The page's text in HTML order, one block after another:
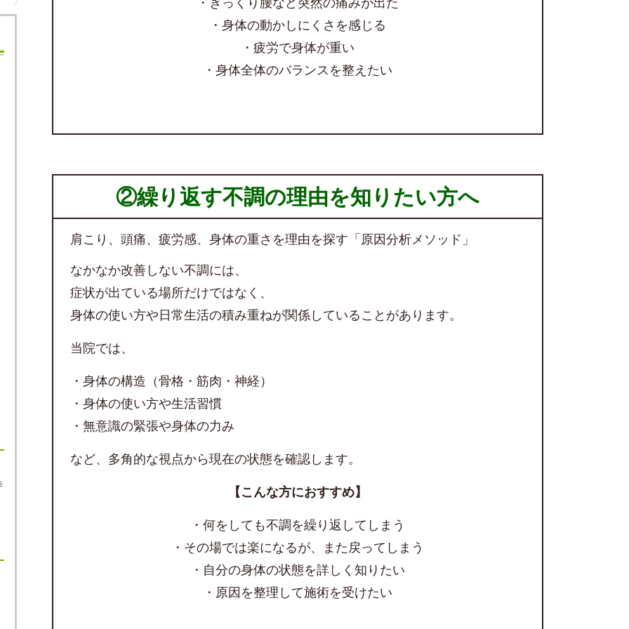
・身体の動かしにくさを感じる
・疲労で身体が重い
・身体全体のバランスを整えたい
②繰り返す不調の理由を知りたい方へ
肩こり、頭痛、疲労感、身体の重さを理由を探す「原因分析メソッド」
なかなか改善しない不調には、
症状が出ている場所だけではなく、
身体の使い方や日常生活の積み重ねが関係していることがあります。
当院では、
・身体の構造（骨格・筋肉・神経）
・身体の使い方や生活習慣
・無意識の緊張や身体の力み
など、多角的な視点から現在の状態を確認します。
【こんな方におすすめ】
・何をしても不調を繰り返してしまう
・その場では楽になるが、また戻ってしまう
・自分の身体の状態を詳しく知りたい
・原因を整理して施術を受けたい